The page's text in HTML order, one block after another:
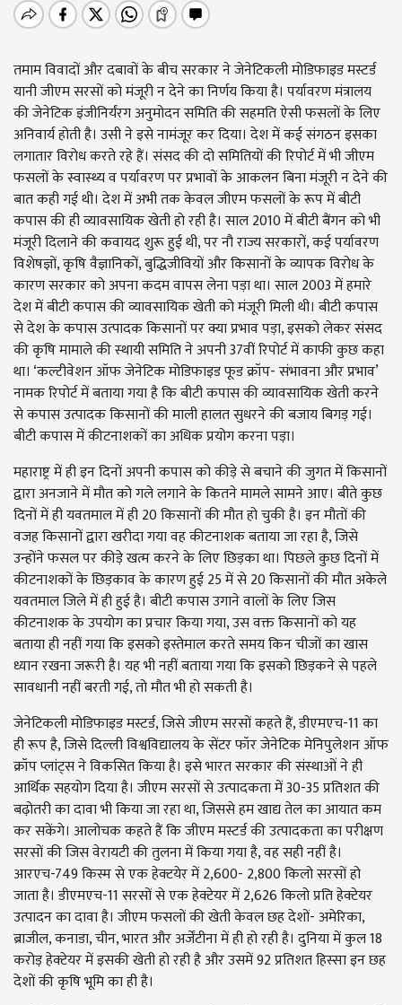
तमाम विवादों और दबावों के बीच सरकार ने जेनेटिकली मोडिफाइड मस्टर्ड
यानी जीएम सरसों को मंजूरी न देने का निर्णय किया है। पर्यावरण मंत्रालय
की जेनेटिक इंजीनिर्यंरग अनुमोदन समिति की सहमति ऐसी फसलों के लिए
अनिवार्य होती है। उसी ने इसे नामंजूर कर दिया। देश में कई संगठन इसका
लगातार विरोध करते रहे हैं। संसद की दो समितियों की रिपोर्ट में भी जीएम
फसलों के स्वास्थ्य व पर्यावरण पर प्रभावों के आकलन बिना मंजूरी न देने की
बात कही गई थी। देश में अभी तक केवल जीएम फसलों के रूप में बीटी
कपास की ही व्यावसायिक खेती हो रही है। साल 2010 में बीटी बैंगन को भी
मंजूरी दिलाने की कवायद शुरू हुई थी, पर नौ राज्य सरकारों, कई पर्यावरण
विशेषज्ञों, कृषि वैज्ञानिकों, बुद्धिजीवियों और किसानों के व्यापक विरोध के
कारण सरकार को अपना कदम वापस लेना पड़ा था। साल 2003 में हमारे
देश में बीटी कपास की व्यावसायिक खेती को मंजूरी मिली थी। बीटी कपास
से देश के कपास उत्पादक किसानों पर क्या प्रभाव पड़ा, इसको लेकर संसद
की कृषि मामाले की स्थायी समिति ने अपनी 37वीं रिपोर्ट में काफी कुछ कहा
था। ‘कल्टीवेशन ऑफ जेनेटिक मोडिफाइड फूड क्रॉप- संभावना और प्रभाव’
नामक रिपोर्ट में बताया गया है कि बीटी कपास की व्यावसायिक खेती करने
से कपास उत्पादक किसानों की माली हालत सुधरने की बजाय बिगड़ गई।
बीटी कपास में कीटनाशकों का अधिक प्रयोग करना पड़ा।
महाराष्ट्र में ही इन दिनों अपनी कपास को कीड़े से बचाने की जुगत में किसानों
द्वारा अनजाने में मौत को गले लगाने के कितने मामले सामने आए। बीते कुछ
दिनों में ही यवतमाल में ही 20 किसानों की मौत हो चुकी है। इन मौतों की
वजह किसानों द्वारा खरीदा गया वह कीटनाशक बताया जा रहा है, जिसे
उन्होंने फसल पर कीड़े खत्म करने के लिए छिड़का था। पिछले कुछ दिनों में
कीटनाशकों के छिड़काव के कारण हुई 25 में से 20 किसानों की मौत अकेले
यवतमाल जिले में ही हुई है। बीटी कपास उगाने वालों के लिए जिस
कीटनाशक के उपयोग का प्रचार किया गया, उस वक्त किसानों को यह
बताया ही नहीं गया कि इसको इस्तेमाल करते समय किन चीजों का खास
ध्यान रखना जरूरी है। यह भी नहीं बताया गया कि इसको छिड़कने से पहले
सावधानी नहीं बरती गई, तो मौत भी हो सकती है।
जेनेटिकली मोडिफाइड मस्टर्ड, जिसे जीएम सरसों कहते हैं, डीएमएच-11 का
ही रूप है, जिसे दिल्ली विश्वविद्यालय के सेंटर फॉर जेनेटिक मेनिपुलेशन ऑफ
क्रॉप प्लांट्स ने विकसित किया है। इसे भारत सरकार की संस्थाओं ने ही
आर्थिक सहयोग दिया है। जीएम सरसों से उत्पादकता में 30-35 प्रतिशत की
बढ़ोतरी का दावा भी किया जा रहा था, जिससे हम खाद्य तेल का आयात कम
कर सकेंगे। आलोचक कहते हैं कि जीएम मस्टर्ड की उत्पादकता का परीक्षण
सरसों की जिस वेरायटी की तुलना में किया गया है, वह सही नहीं है।
आरएच-749 किस्म से एक हेक्टयेर में 2,600- 2,800 किलो सरसों हो
जाता है। डीएमएच-11 सरसों से एक हेक्टेयर में 2,626 किलो प्रति हेक्टेयर
उत्पादन का दावा है। जीएम फसलों की खेती केवल छह देशों- अमेरिका,
ब्राजील, कनाडा, चीन, भारत और अर्जेंटीना में ही हो रही है। दुनिया में कुल 18
करोड़ हेक्टेयर में इसकी खेती हो रही है और उसमें 92 प्रतिशत हिस्सा इन छह
देशों की कृषि भूमि का ही है।